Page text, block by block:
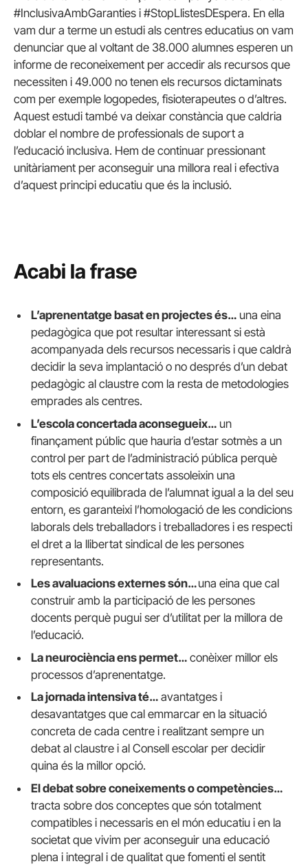
#InclusivaAmbGaranties i #StopLlistesDEspera. En ella
vam dur a terme un estudi als centres educatius on vam
denunciar que al voltant de 38.000 alumnes esperen un
informe de reconeixement per accedir als recursos que
necessiten i 49.000 no tenen els recursos dictaminats
com per exemple logopedes, fisioterapeutes o d’altres.
Aquest estudi també va deixar constància que caldria
doblar el nombre de professionals de suport a
l’educació inclusiva. Hem de continuar pressionant
unitàriament per aconseguir una millora real i efectiva
d’aquest principi educatiu que és la inclusió.
Acabi la frase
L’aprenentatge basat en projectes és… una eina
pedagògica que pot resultar interessant si està
acompanyada dels recursos necessaris i que caldrà
decidir la seva implantació o no després d’un debat
pedagògic al claustre com la resta de metodologies
emprades als centres.
L’escola concertada aconsegueix… un
finançament públic que hauria d’estar sotmès a un
control per part de l’administració pública perquè
tots els centres concertats assoleixin una
composició equilibrada de l’alumnat igual a la del seu
entorn, es garanteixi l’homologació de les condicions
laborals dels treballadors i treballadores i es respecti
el dret a la llibertat sindical de les persones
representants.
Les avaluacions externes són…una eina que cal
construir amb la participació de les persones
docents perquè pugui ser d’utilitat per la millora de
l’educació.
La neurociència ens permet… conèixer millor els
processos d’aprenentatge.
La jornada intensiva té… avantatges i
desavantatges que cal emmarcar en la situació
concreta de cada centre i realitzant sempre un
debat al claustre i al Consell escolar per decidir
quina és la millor opció.
El debat sobre coneixements o competències…
tracta sobre dos conceptes que són totalment
compatibles i necessaris en el món educatiu i en la
societat que vivim per aconseguir una educació
plena i integral i de qualitat que fomenti el sentit